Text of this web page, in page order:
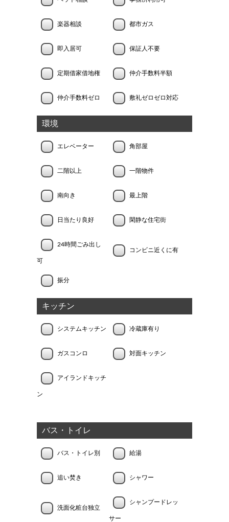
楽器相談 都市ガス
即入居可 保証人不要
定期借家借地権 仲介手数料半額
仲介手数料ゼロ 敷礼ゼロゼロ対応
環境
エレベーター 角部屋
二階以上 一階物件
南向き 最上階
日当たり良好 閑静な住宅街
24時間ごみ出し
可
コンビニ近くに有
振分
キッチン
システムキッチン 冷蔵庫有り
ガスコンロ 対面キッチン
アイランドキッチ
ン
バス・トイレ
バス・トイレ別 給湯
追い焚き シャワー
洗面化粧台独立
シャンプードレッ
サー